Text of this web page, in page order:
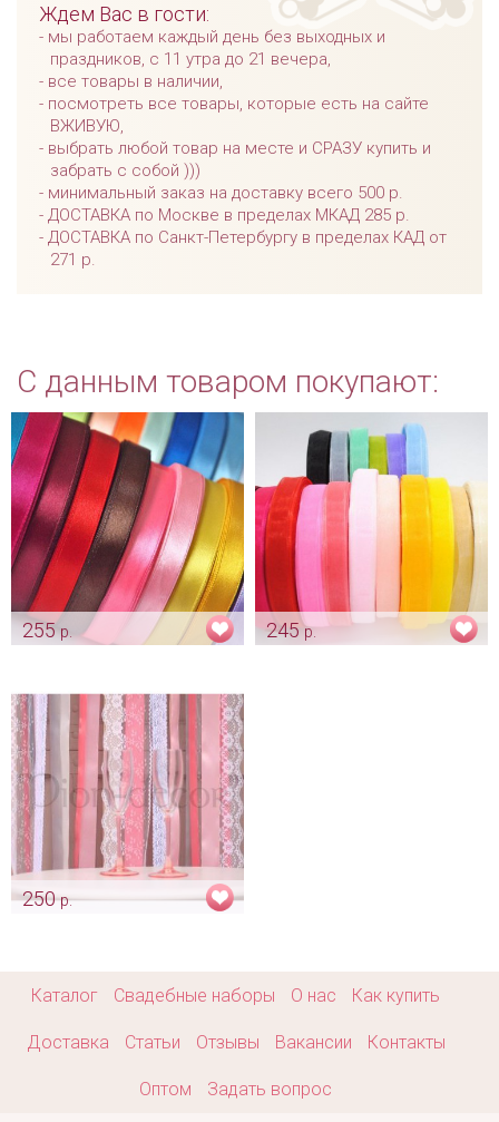
Ждем Вас в гости:
мы работаем каждый день без выходных и
праздников, с 11 утра до 21 вечера,
все товары в наличии,
посмотреть все товары, которые есть на сайте
ВЖИВУЮ,
выбрать любой товар на месте и СРАЗУ купить и
забрать с собой )))
минимальный заказ на доставку всего 500 р.
ДОСТАВКА по Москве в пределах МКАД 285 р.
ДОСТАВКА по Санкт-Петербургу в пределах КАД от
271 р.
С данным товаром покупают:
255р.
245р.
250р.
Каталог Свадебные наборы О нас Как купить
Доставка Статьи Отзывы Вакансии Контакты
Оптом Задать вопрос